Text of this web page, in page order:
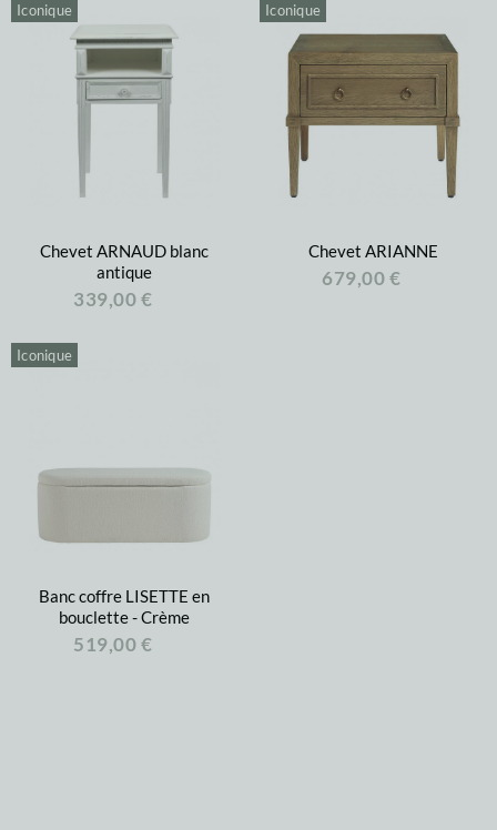
Iconique
Chevet ARNAUD blanc
antique
339,00 €
Iconique
Chevet ARIANNE
679,00 €
Iconique
Banc coffre LISETTE en
bouclette - Crème
519,00 €